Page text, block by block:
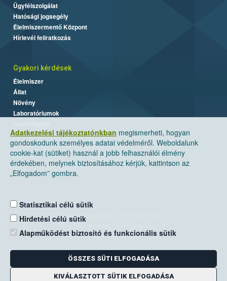
Adatkezelési tájékoztatónkban megismerheti, hogyan
gondoskodunk személyes adatai védelméről. Weboldalunk
cookie-kat (sütiket) használ a jobb felhasználói élmény
érdekében, melynek biztosításához kérjük, kattintson az
„Elfogadom” gombra.
Statisztikai célú sütik
Hirdetési célú sütik
Alapműködést biztosító és funkcionális sütik
ÖSSZES SÜTI ELFOGADÁSA
KIVÁLASZTOTT SÜTIK ELFOGADÁSA
Ügyfélszolgálat
Hatósági jogsegély
Élelmiszermentő Központ
Hírlevél feliratkozás
Gyakori kérdések
Élelmiszer
Állat
Növény
Laboratóriumok
Nemzeti Élelmiszerlánc-biztonsági Hivatal
Levelezési cím: 1525 Budapest. Pf. 30.
E-mail:ugyfelszolgalat@nebih.gov.hu
Zöld szám: 06-80/263-244